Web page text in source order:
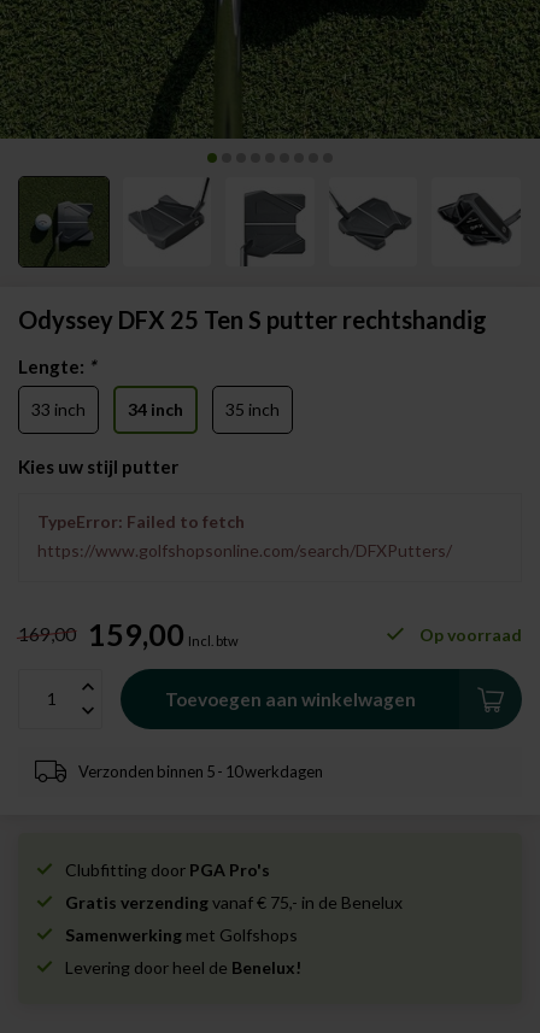
Odyssey DFX 25 Ten S putter rechtshandig
Lengte: *
33 inch 34 inch 35 inch
Kies uw stijl putter
TypeError: Failed to fetch
https://www.golfshopsonline.com/search/DFXPutters/
169,00 159,00 Incl. btw Op voorraad
Toevoegen aan winkelwagen
Verzonden binnen 5 - 10 werkdagen
Clubfitting door PGA Pro's
Gratis verzendingvanaf € 75,- in de Benelux
Samenwerking met Golfshops
Levering door heel de Benelux!